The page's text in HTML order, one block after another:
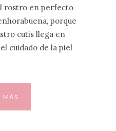
rostro en perfecto
porque
cutis llega en
cuidado de la piel
MÁS